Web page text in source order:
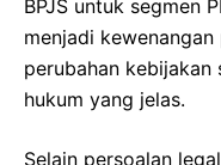
BPJS untuk segmen
menjadi
perubahan kebijakan
hukum yang jelas.
Selain persoalan